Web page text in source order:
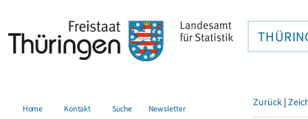
Home Kontakt Suche Newsletter Zurück |